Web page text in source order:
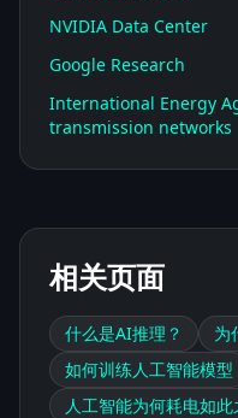
NVIDIA Data Center
Google Research
International Energy
transmission networks
相关页面
什么是AI推理？
为
如何训练人工智能模型
人工智能为何耗电如此